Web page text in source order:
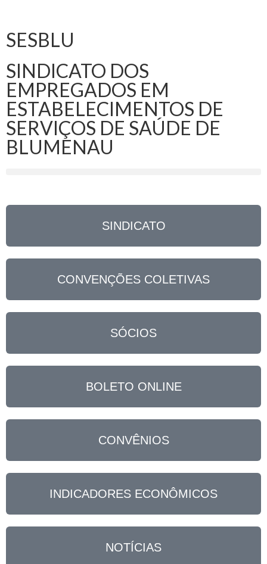
SESBLU
SINDICATO DOS
EMPREGADOS EM
ESTABELECIMENTOS DE
SERVIÇOS DE SAÚDE DE
BLUMENAU
SINDICATO
CONVENÇÕES COLETIVAS
SÓCIOS
BOLETO ONLINE
CONVÊNIOS
INDICADORES ECONÔMICOS
NOTÍCIAS